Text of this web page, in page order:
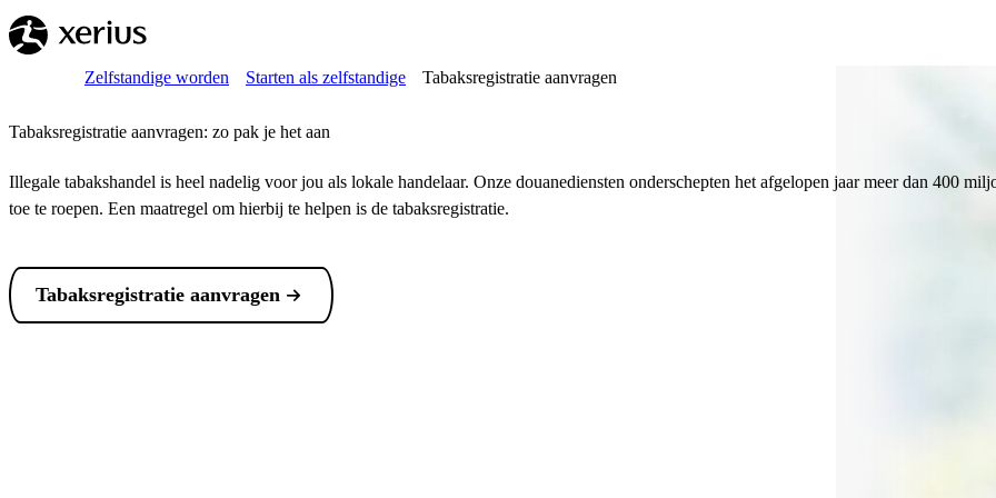
Overslaan naar de hoofdinhoud
Breadcrumb
HomeZelfstandige worden Starten als zelfstandige Tabaksregistratie aanvragen
Tabaksregistratie aanvragen: zo pak je het aan
Illegale tabakshandel is heel nadelig voor jou als lokale handelaar. Onze douanediensten onderschepten het afgelopen jaar meer dan 400
toe te roepen. Een maatregel om hierbij te helpen is de tabaksregistratie.
Tabaksregistratie aanvragen